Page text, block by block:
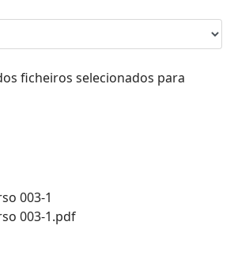
ficheiros selecionados para
003-1
003-1.pdf